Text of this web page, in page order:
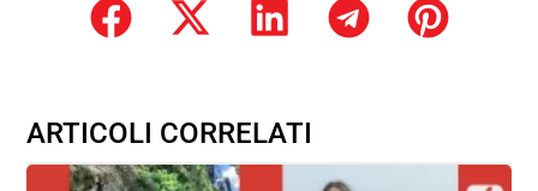
ARTICOLI CORRELATI